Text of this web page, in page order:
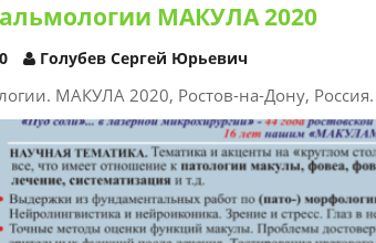
МАКУЛА 2020
0 Голубев Сергей Юрьевич
МАКУЛА 2020, Ростов-на-Дону, Россия.